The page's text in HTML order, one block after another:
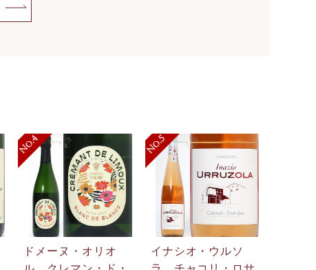
ドメーヌ・オリオ
イナシオ・ウルソ